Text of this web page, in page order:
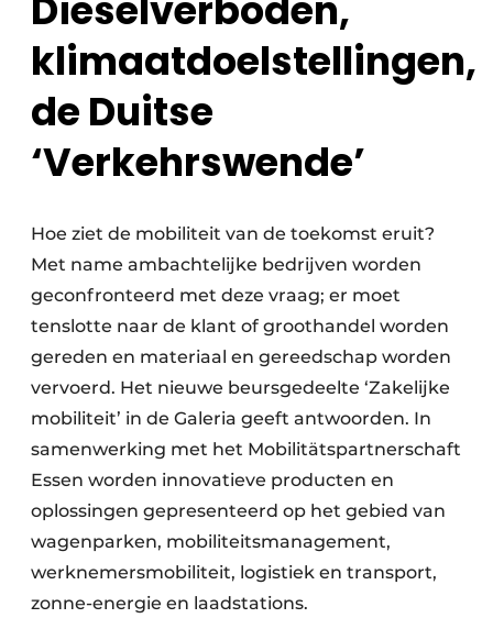
klimaatdoelstellingen,
de Duitse
‘Verkehrswende’
Hoe ziet de mobiliteit van de toekomst eruit?
Met name ambachtelijke bedrijven worden
geconfronteerd met deze vraag; er moet
tenslotte naar de klant of groothandel worden
gereden en materiaal en gereedschap worden
vervoerd. Het nieuwe beursgedeelte ‘Zakelijke
mobiliteit’ in de Galeria geeft antwoorden. In
samenwerking met het Mobilitätspartnerschaft
Essen worden innovatieve producten en
oplossingen gepresenteerd op het gebied van
wagenparken, mobiliteitsmanagement,
werknemersmobiliteit, logistiek en transport,
zonne-energie en laadstations.